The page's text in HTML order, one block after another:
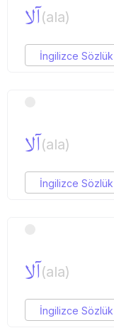
آلا(ala)
İngilizce Sözlük
آلا(ala)
İngilizce Sözlük
آلا(ala)
İngilizce Sözlük